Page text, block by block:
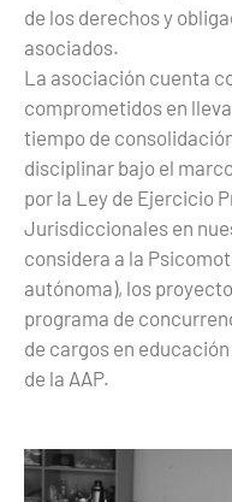
de los derechos y
asociados.
La asociación cuenta
comprometidos en
tiempo de
disciplinar bajo el
por la Ley de Ejercicio
Jurisdiccionales en
considera a la
autónoma), los
programa de
de cargos en
de la AAP.